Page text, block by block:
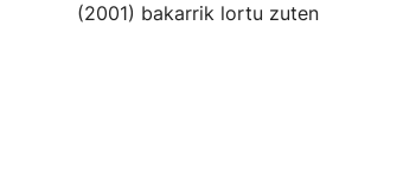
(2001) bakarrik lortu zuten balentria.